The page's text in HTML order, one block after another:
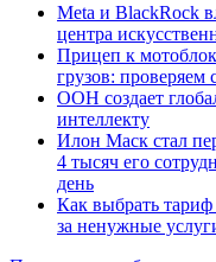
Meta и BlackRock
центра
Прицеп к
грузов: проверяем
ООН создает
интеллекту
Илон Маск стал
4 тысяч его
день
Как выбрать тариф
за ненужные